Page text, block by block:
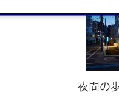
夜間の